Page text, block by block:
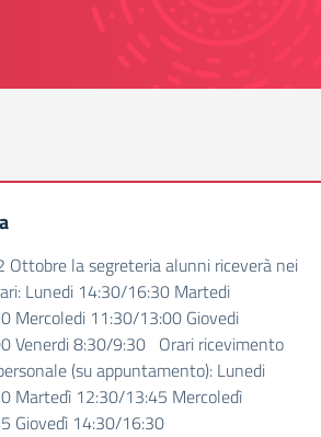
Ottobre la segreteria alunni riceverà nei
Lunedi 14:30/16:30 Martedi
Mercoledi 11:30/13:00 Giovedi
Venerdi 8:30/9:30 Orari ricevimento
(su appuntamento): Lunedi
Martedì 12:30/13:45 Mercoledì
Giovedì 14:30/16:30